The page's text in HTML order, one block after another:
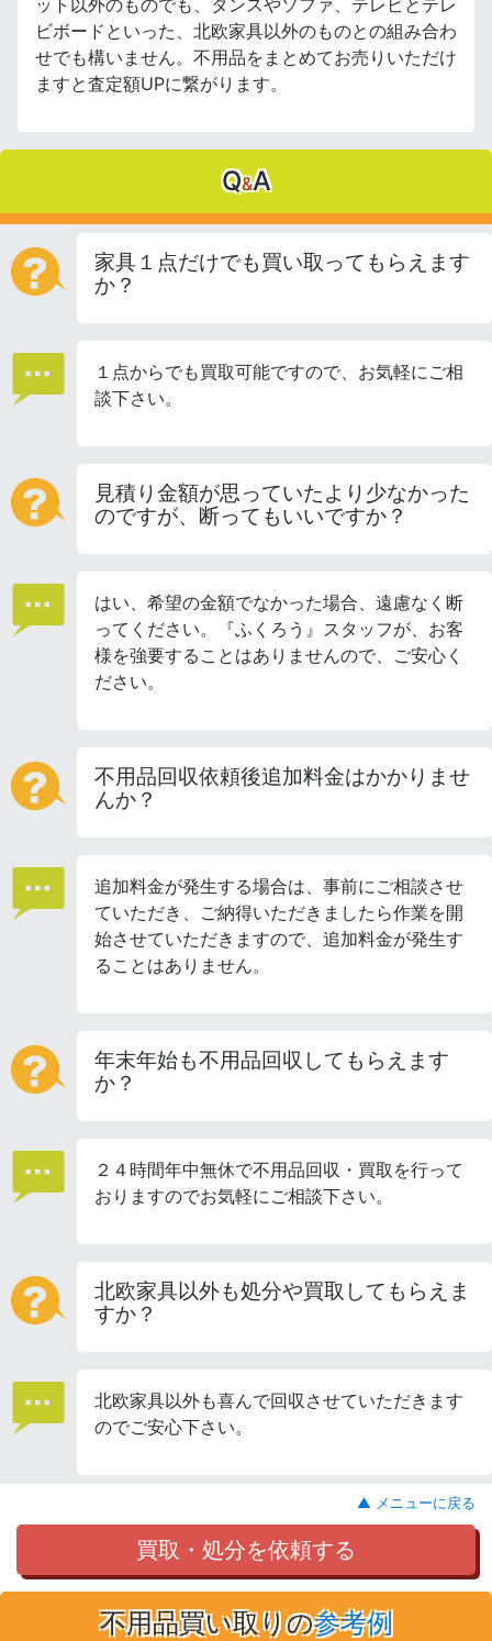
ット以外のものでも、タンスやソファ、テレビとテレ
ビボードといった、北欧家具以外のものとの組み合わ
せでも構いません。不用品をまとめてお売りいただけ
ますと査定額UPに繋がります。
Q&A
家具１点だけでも買い取ってもらえます
か？
１点からでも買取可能ですので、お気軽にご相
談下さい。
見積り金額が思っていたより少なかった
のですが、断ってもいいですか？
はい、希望の金額でなかった場合、遠慮なく断
ってください。『ふくろう』スタッフが、お客
様を強要することはありませんので、ご安心く
ださい。
不用品回収依頼後追加料金はかかりませ
んか？
追加料金が発生する場合は、事前にご相談させ
ていただき、ご納得いただきましたら作業を開
始させていただきますので、追加料金が発生す
ることはありません。
年末年始も不用品回収してもらえます
か？
２４時間年中無休で不用品回収・買取を行って
おりますのでお気軽にご相談下さい。
北欧家具以外も処分や買取してもらえま
すか？
北欧家具以外も喜んで回収させていただきます
のでご安心下さい。
▲ メニューに戻る
買取・処分を依頼する
不用品買い取りの参考例